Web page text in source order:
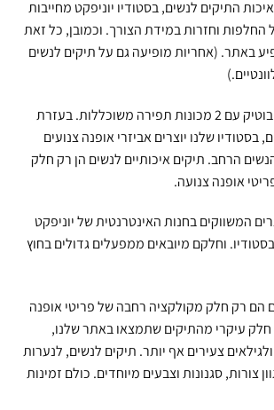
התיקים לנשים, בסטודיו יוניפקט מחייבות
החלפות וחזרות במידת הצורך. וכמובן, כל זאת
באתר. (אחריות מופיעה גם על תיקים לנשים
ביוניפקט ישנו סטודיו בוטיק עם 2 מכונות תפירה משוכללות. בעזרת
בסטודיו שלנו יוצרים אביזרי אופנה צנועים
הרחב. תיקים איכותיים לנשים הן רק חלק
אופנה צנועה.
המשווקים בחנות האינטרנטית של יוניפקט
וחלקם מיובאים ממפעלים גדולים בחוץ
הם רק חלק מקולקציה רחבה של פריטי אופנה
חלק עיקרי מהתיקים שתמצאו באתר שלנו,
צעירים אף יותר. תיקים לנשים, לנערות
צורות, סגנונות וצבעים מיוחדים. כולם זמינות